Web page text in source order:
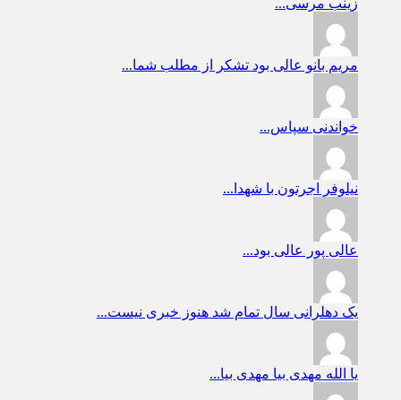
مریم بانو عالی بود تشکر از مطلب شما...
خواندنی سپاس...
نیلوفر اجرتون با شهدا...
عالی پور عالی بود...
یک دهلرانی سال تمام شد هنوز خبری نیست...
یا الله مهدی بیا مهدی بیا...